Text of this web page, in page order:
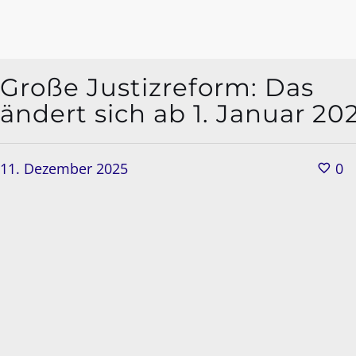
Große Justizreform: Das
ändert sich ab 1. Januar
11. Dezember 2025 0